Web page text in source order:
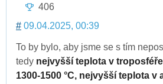
406
# 09.04.2025, 00:39
To by bylo, aby jsme se s tím
tedy nejvyšší teplota v
1300-1500 °C, nejvyšší teplota v